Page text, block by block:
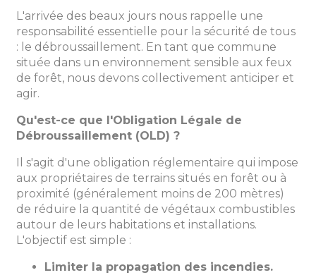
L'arrivée des beaux jours nous rappelle une
responsabilité essentielle pour la sécurité de tous
: le débroussaillement. En tant que commune
située dans un environnement sensible aux feux
de forêt, nous devons collectivement anticiper et
agir.
Qu'est-ce que l'Obligation Légale de
Débroussaillement (OLD) ?
Il s'agit d'une obligation réglementaire qui impose
aux propriétaires de terrains situés en forêt ou à
proximité (généralement moins de 200 mètres)
de réduire la quantité de végétaux combustibles
autour de leurs habitations et installations.
L'objectif est simple :
Limiter la propagation des incendies.